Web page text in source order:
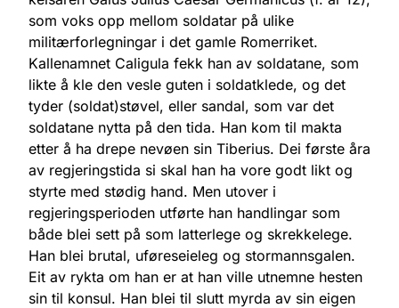
som voks opp mellom soldatar på ulike
militærforlegningar i det gamle Romerriket.
Kallenamnet Caligula fekk han av soldatane, som
likte å kle den vesle guten i soldatklede, og det
tyder (soldat)støvel, eller sandal, som var det
soldatane nytta på den tida. Han kom til makta
etter å ha drepe nevøen sin Tiberius. Dei første åra
av regjeringstida si skal han ha vore godt likt og
styrte med stødig hand. Men utover i
regjeringsperioden utførte han handlingar som
både blei sett på som latterlege og skrekkelege.
Han blei brutal, uføreseieleg og stormannsgalen.
Eit av rykta om han er at han ville utnemne hesten
sin til konsul. Han blei til slutt myrda av sin eigen